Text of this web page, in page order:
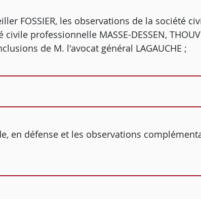
FOSSIER, les observations de la société
civile professionnelle MASSE-DESSEN,
de M. l'avocat général LAGAUCHE ;
en défense et les observations